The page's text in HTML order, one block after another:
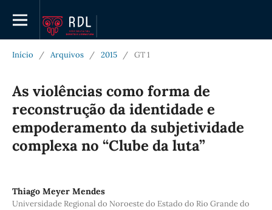
Início / Arquivos / 2015 / GT 1
As violências como forma de
reconstrução da identidade e
empoderamento da subjetividade
complexa no “Clube da luta”
Thiago Meyer Mendes
Universidade Regional do Noroeste do Estado do Rio Grande do